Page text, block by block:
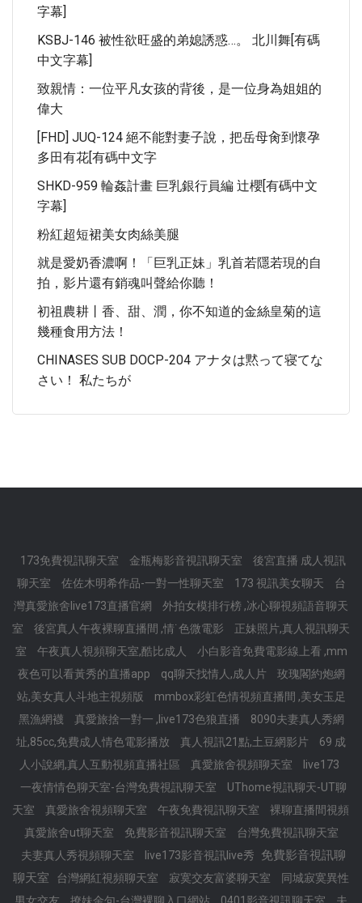
字幕]
KSBJ-146 被性欲旺盛的弟媳誘惑…。 北川舞[有碼
中文字幕]
致親情：一位平凡女孩的背後，是一位身為姐姐的
偉大
[FHD] JUQ-124 絕不能對妻子說，把岳母肏到懷孕
多田有花[有碼中文字
SHKD-959 輪姦計畫 巨乳銀行員編 辻櫻[有碼中文
字幕]
粉紅超短裙美女肉絲美腿
就是愛奶香濃啊！「巨乳正妹」乳首若隱若現的自
拍，影片還有銷魂叫聲給你聽！
初祖農耕丨香、甜、潤，你不知道的金絲皇菊的這
幾種食用方法！
CHINASES SUB DOCP-204 アナタは黙って寝てな
さい！ 私たちが
173免費視訊聊天室 金瓶梅影音視訊聊天室
後宮直播 成人視訊
聊天室
佐佐木明希作品-一對一性聊天室 173 視訊美女聊天
台
灣真愛旅舍live173直播官網
外拍女模排行榜 ,冰心聊視頻語音聊天
室
後宮真人午夜裸聊直播間 ,情˙色微電影
正妹照片,真人視訊聊天
室
午夜真人視頻聊天室,酷比成人
小白影音免費電影線上看 ,mm
夜色可以看黃秀的直播app
qq聊天找情人,成人片
玫瑰閣約炮網
站,美女真人斗地主視頻版
mmbox彩虹色情視頻直播間 ,美女玉足
黑漁網襪
真愛旅捨一對一 ,live173色狼直播
8090夫妻真人秀網
址,85cc,免費成人情色電影播放
真人視訊21點,土豆網影片
69 成
人小說網,真人互動視頻直播社區
真愛旅舍視頻聊天室
live173
一夜情情色聊天室-台灣免費視訊聊天室
UThome視訊聊天-UT聊
天室
真愛旅舍視頻聊天室 午夜免費視訊聊天室
裸聊直播間視頻
真愛旅舍ut聊天室
免費影音視訊聊天室
台灣免費視訊聊天室
夫妻真人秀視頻聊天室
live173影音視訊live秀
免費影音視訊聊
聊天室
台灣網紅視頻聊天室 寂寞交友富婆聊天室
同城寂寞異性